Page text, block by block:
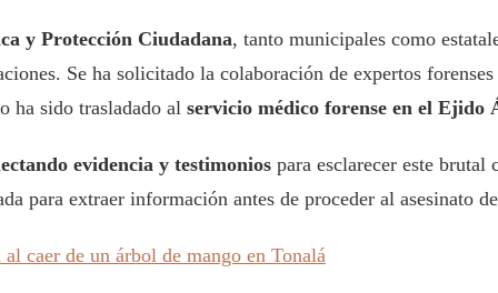
y Protección Ciudadana, tanto municipales como
Se ha solicitado la colaboración de expertos
ha sido trasladado al servicio médico forense en el Ejido
evidencia y testimonios para esclarecer este
para extraer información antes de proceder al asesinato
caer de un árbol de mango en Tonalá